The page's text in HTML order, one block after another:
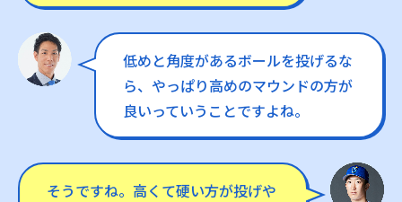
低めと角度があるボールを投げるな
ら、やっぱり高めのマウンドの方が
良いっていうことですよね。
そうですね。高くて硬い方が投げや